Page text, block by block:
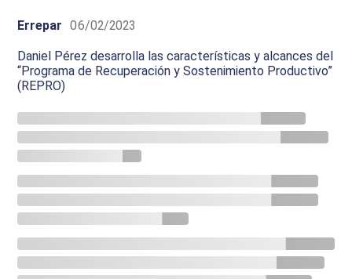
Errepar 06/02/2023
Daniel Pérez desarrolla las características y alcances del
“Programa de Recuperación y Sostenimiento Productivo”
(REPRO)